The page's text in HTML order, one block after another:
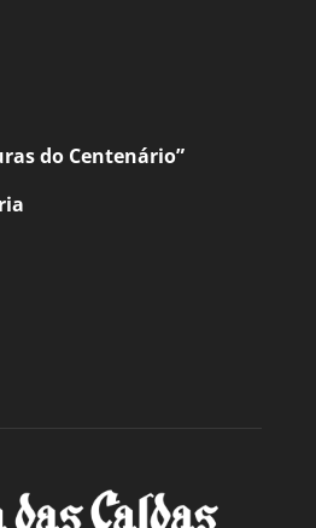
do Centenário”